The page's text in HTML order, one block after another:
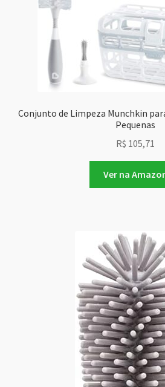
Conjunto de Limpeza Munchkin
Pequenas
R$ 105,71
Ver na